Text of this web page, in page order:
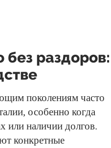
раздоров:
поколениям часто
особенно когда
или наличии долгов.
конкретные